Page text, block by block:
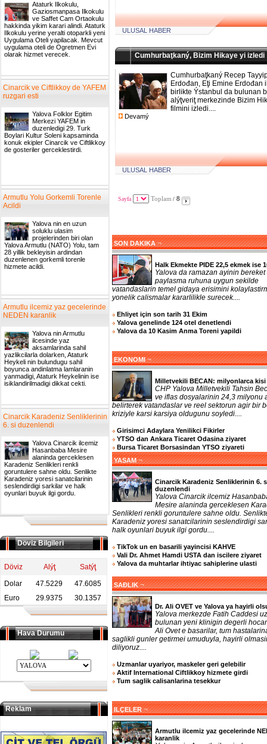
Ataturk Ilkokulu,
Gaziosmanpasa Ilkokulu
ve Saffet Cam Ortaokulu
hakkinda yikim karari alindi. Ataturk
Ilkokulu yerine yeralti otoparkli yeni
Uygulama Oteli yapilacak. Mevcut
uygulama oteli de Ogretmen Evi
olarak hizmet verecek.
Cinarcik ve Ciftlikkoy de YAFEM
ruzgari esti
Yalova Folklor Egitim
Merkezi YAFEM in
duzenledigi 29. Turk
Boylari Kultur Soleni kapsaminda
konuk ekipler Cinarcik ve Ciftlikkoy
de gosteriler gerceklestirdi.
Armutlu Yolu Gorkemli Torenle
Acildi
Yalova nin en uzun
soluklu ulasim
projelerinden biri olan
Yalova Armutlu (NATO) Yolu, tam
28 yillik bekleyisin ardindan
duzenlenen gorkemli torenle
hizmete acildi.
Armutlu ilcemiz yaz gecelerinde
NEDEN karanlik
Yalova nin Armutlu
ilcesinde yaz
aksamlarinda sahil
yazlikcilarla dolarken, Ataturk
Heykeli nin bulundugu sahil
boyunca andinlatma lamlaranin
yanmadigi, Ataturk Heykelinin ise
isiklandirilmadigi dikkat cekti.
Cinarcik Karadeniz Senliklerinin
6. si duzenlendi
Yalova Cinarcik ilcemiz
Hasanbaba Mesire
alaninda gerceklesen
Karadeniz Senlikleri renkli
goruntulere sahne oldu. Senlikte
Karadeniz yoresi sanatcilarinin
seslendirdigi sarkilar ve halk
oyunlari buyuk ilgi gordu.
Döviz Bilgileri
Döviz Alýţ
Satýţ
Dolar
47.5229
47.6085
Euro
29.9375 30.1357
Hava Durumu
Reklam
ULUSAL HABER
Cumhurbaţkaný, Bizim Hikaye yi izledi
Cumhurbaţkaný Recep
Erdođan, Eţi Emine Erdođan
birlikte Ýstanbul da bulunan
alýţveriţ merkezinde Bizim
filmini izledi....
Devamý
ULUSAL HABER
Sayfa Toplam / 8
SON DAKIKA ¬
Halk Ekmekte PIDE 22,5 ekmek ise
Yalova da ramazan ayinin bereket
paylasma ruhuna uygun sekilde
vatandaslarin temel gidaya erisimini
yonelik calismalar kararlilikle surecek....
Ehliyet için son tarih 31 Ekim
Yalova genelinde 124 otel denetlendi
Yalova da 10 Kasim Anma Toreni yapildi
EKONOMI ¬
Milletvekili BECAN: milyonlarca
CHP Yalova Milletvekili Tahsin
ve iflas dosyalarinin 24,3 milyonu
belirterek vatandaslar ve reel sektorun agir bir
kriziyle karsi karsiya oldugunu soyledi....
Girisimci Adaylara Yenilikci Fikirler
YTSO dan Ankara Ticaret Odasina ziyaret
Bursa Ticaret Borsasindan YTSO ziyareti
YASAM ¬
Cinarcik Karadeniz Senliklerinin 6.
duzenlendi
Yalova Cinarcik ilcemiz
Mesire alaninda gerceklesen
Senlikleri renkli goruntulere sahne oldu.
Karadeniz yoresi sanatcilarinin seslendirdigi
halk oyunlari buyuk ilgi gordu....
TikTok un en basarili yayincisi KAHVE
Vali Dr. Ahmet Hamdi USTA dan iscilere ziyaret
Yalova da muhtarlar ihtiyac sahiplerine ulasti
SAĐLIK ¬
Dr. Ali OVET ve Yalova ya hayirli
Yalova merkezde Fatih Caddesi
bulunan yeni klinigin degerli
Ali Ovet e basarilar, tum
saglikli gunler getirmei umuduyla, hayirli
diliyoruz....
Uzmanlar uyariyor, maskeler geri gelebilir
Aktif International Ciftlikkoy hizmete girdi
Tum saglik calisanlarina tesekkur
ILÇELER ¬
Armutlu ilcemiz yaz gecelerinde
karanlik